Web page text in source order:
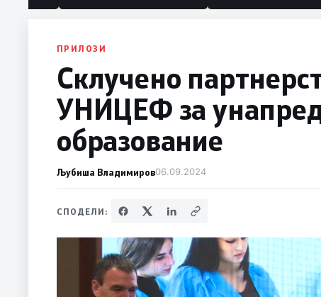
ПРИЛОЗИ
Склучено
УНИЦЕФ за
образование
Љубиша Владимиров06.09.2024
СПОДЕЛИ: